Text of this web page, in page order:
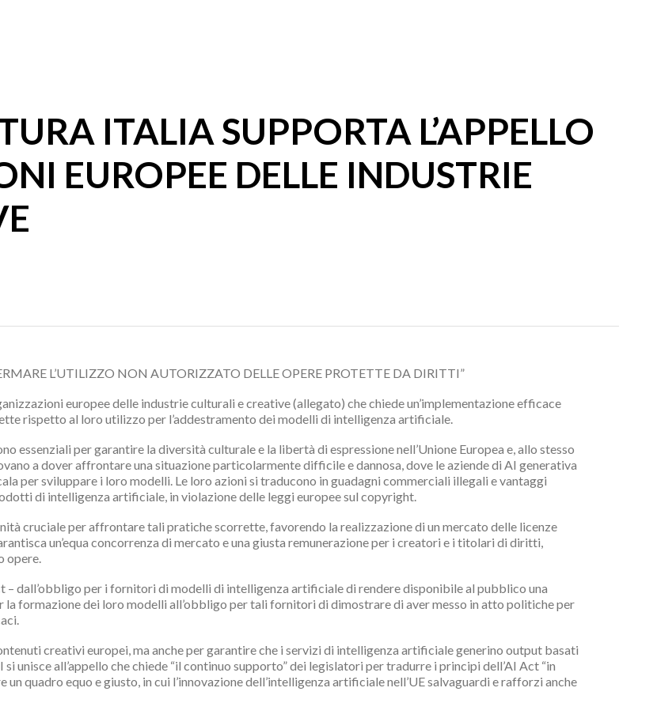
ITALIA SUPPORTA L’APPELLO
EUROPEE DELLE INDUSTRIE
L’UTILIZZO NON AUTORIZZATO DELLE OPERE PROTETTE DA DIRITTI”
europee delle industrie culturali e creative (allegato) che chiede un’implementazione efficace
rispetto al loro utilizzo per l’addestramento dei modelli di intelligenza artificiale.
essenziali per garantire la diversità culturale e la libertà di espressione nell’Unione Europea e, allo stesso
a dover affrontare una situazione particolarmente difficile e dannosa, dove le aziende di AI generativa
per sviluppare i loro modelli. Le loro azioni si traducono in guadagni commerciali illegali e vantaggi
di intelligenza artificiale, in violazione delle leggi europee sul copyright.
cruciale per affrontare tali pratiche scorrette, favorendo la realizzazione di un mercato delle licenze
un’equa concorrenza di mercato e una giusta remunerazione per i creatori e i titolari di diritti,
opere.
– dall’obbligo per i fornitori di modelli di intelligenza artificiale di rendere disponibile al pubblico una
formazione dei loro modelli all’obbligo per tali fornitori di dimostrare di aver messo in atto politiche per
creativi europei, ma anche per garantire che i servizi di intelligenza artificiale generino output basati
unisce all’appello che chiede “il continuo supporto” dei legislatori per tradurre i principi dell’AI Act “in
quadro equo e giusto, in cui l’innovazione dell’intelligenza artificiale nell’UE salvaguardi e rafforzi anche